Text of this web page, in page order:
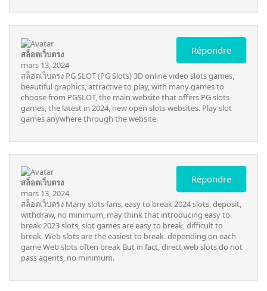
Répondre
สล็อตเว็บตรง
mars 13, 2024
สล็อตเว็บตรง PG SLOT (PG Slots) 3D online video slots games,
beautiful graphics, attractive to play, with many games to
choose from PGSLOT, the main website that offers PG slots
games, the latest in 2024, new open slots websites. Play slot
games anywhere through the website.
Répondre
สล็อตเว็บตรง
mars 13, 2024
สล็อตเว็บตรง Many slots fans, easy to break 2024 slots, deposit,
withdraw, no minimum, may think that introducing easy to
break 2023 slots, slot games are easy to break, difficult to
break. Web slots are the easiest to break. depending on each
game Web slots often break But in fact, direct web slots do not
pass agents, no minimum.